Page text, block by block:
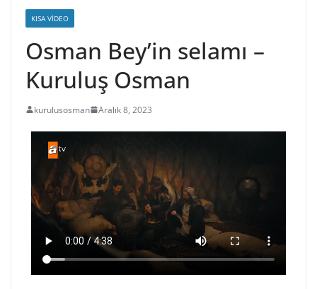
KISA VIDEO
Osman Bey’in selamı –
Kuruluş Osman
kurulusosman Aralık 8, 2023